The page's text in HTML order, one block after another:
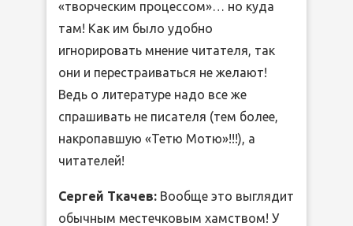
«творческим процессом»… но куда
там! Как им было удобно
игнорировать мнение читателя, так
они и перестраиваться не желают!
Ведь о литературе надо все же
спрашивать не писателя (тем более,
накропавшую «Тетю Мотю»!!!), а
читателей!
Сергей Ткачев: Вообще это выглядит
обычным местечковым хамством! У